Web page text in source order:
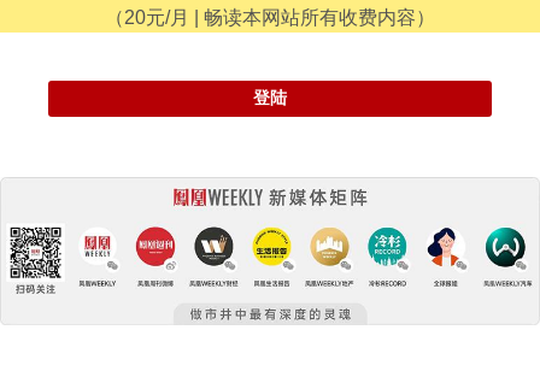
（20元/月 | 畅读本网站所有收费内容）
登陆